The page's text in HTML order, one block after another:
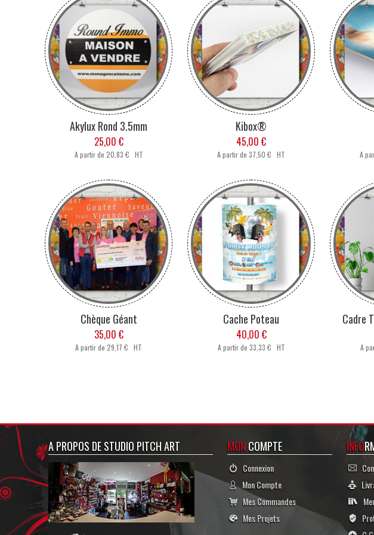
Akylux Rond 3.5mm
25,00 €
A partir de 20,83 € HT
Kibox®
45,00 €
A partir de 37,50 € HT A
Chèque Géant
35,00 €
A partir de 29,17 € HT
Cache Poteau
40,00 €
A partir de 33,33 € HT
Cadre
A
A PROPOS DE STUDIO PITCH ART MONCOMPTE
Connexion
Mon Compte
Mes Commandes
Mes Projets
INFO